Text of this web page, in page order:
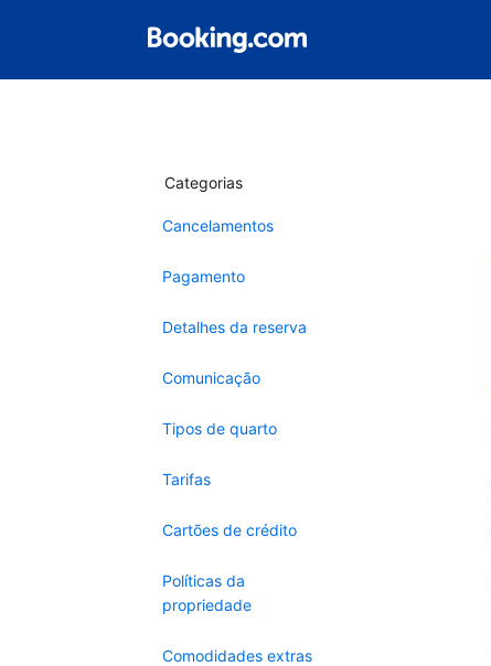
Categorias
Cancelamentos
Pagamento
Detalhes da reserva
Comunicação
Tipos de quarto
Tarifas
Cartões de crédito
Políticas da
propriedade
Comodidades extras